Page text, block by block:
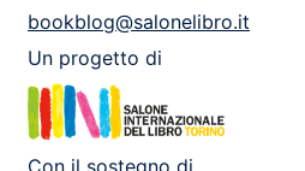
bookblog@salonelibro.it
Un progetto di